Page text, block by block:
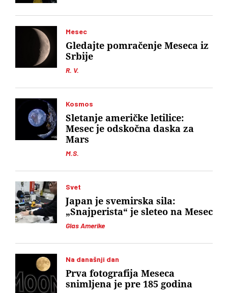
Mesec
R. V.
Gledajte pomračenje Meseca iz
Srbije
Kosmos
M.S.
Sletanje američke letilice:
Mesec je odskočna daska za
Mars
Svet
Glas Amerike
Japan je svemirska sila:
„Snajperista“ je sleteo na Mesec
Na današnji dan
Prva fotografija Meseca
snimljena je pre 185 godina